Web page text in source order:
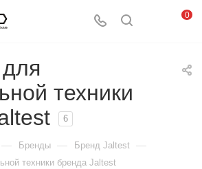
0
техники
6
— Бренды — Бренд Jaltest —
техники бренда Jaltest